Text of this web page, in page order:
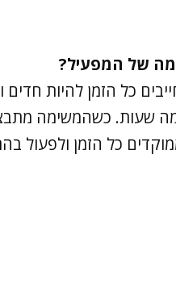
של המפעיל?
כל הזמן להיות
שעות. כשהמשימה
כל הזמן ולפעול